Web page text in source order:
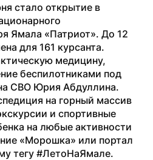
стало открытие в
Ямала «Патриот». До 12
для 161 курсанта.
медицину,
беспилотниками под
СВО Юрия Абдуллина.
на горный массив
и спортивные
на любые активности
«Морошка» или портал
тегу #ЛетоНаЯмале.